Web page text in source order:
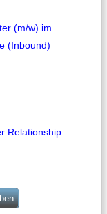
(m/w) im
(Inbound)
Relationship